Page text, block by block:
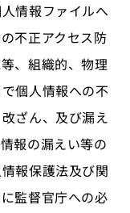
情報ファイルへ
不正アクセス防
、組織的、物理
個人情報への不
ざん、及び漏え
報の漏えい等の
報保護法及び関
監督官庁への必